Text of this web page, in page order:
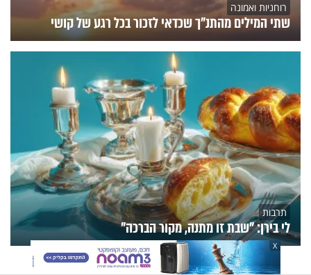
רוחניות ואמונה
שתי המילים מהתנ"ך שכדאי לזכור בכל רגע של קושי
תרבות
לי בירן: "שבת זו מתנה, מקור הברכה"
הנצפיםפעילות הידברותתוכניות הערוץ
X